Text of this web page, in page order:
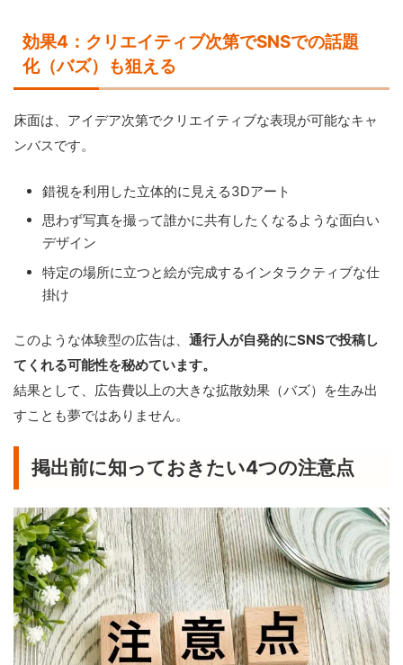
効果4：クリエイティブ次第でSNSでの話題
化（バズ）も狙える
床面は、アイデア次第でクリエイティブな表現が可能なキャ
ンバスです。
錯視を利用した立体的に見える3Dアート
思わず写真を撮って誰かに共有したくなるような面白い
デザイン
特定の場所に立つと絵が完成するインタラクティブな仕
掛け
このような体験型の広告は、 通行人が自発的にSNSで投稿し
てくれる可能性を秘めています。
結果として、広告費以上の大きな拡散効果（バズ）を生み出
すことも夢ではありません。
掲出前に知っておきたい4つの注意点